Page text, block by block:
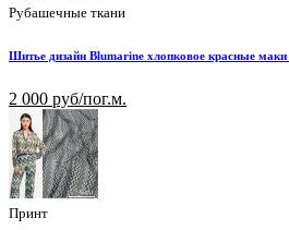
Рубашечные ткани
Шитье дизайн Blumarine хлопковое красные
2 000 руб/пог.м.
Принт